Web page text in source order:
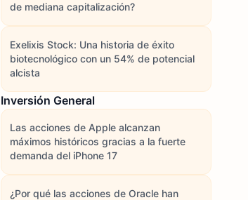
de mediana capitalización?
Exelixis Stock: Una historia de éxito
biotecnológico con un 54% de potencial
alcista
Inversión General
Las acciones de Apple alcanzan
máximos históricos gracias a la fuerte
demanda del iPhone 17
¿Por qué las acciones de Oracle han